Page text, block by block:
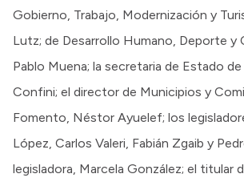
Gobierno, Trabajo, Modernización y
Lutz; de Desarrollo Humano, Deporte y
Pablo Muena; la secretaria de Estado
Confini; el director de Municipios y
Fomento, Néstor Ayuelef; los
López, Carlos Valeri, Fabián Zgaib y
legisladora, Marcela González; el titular